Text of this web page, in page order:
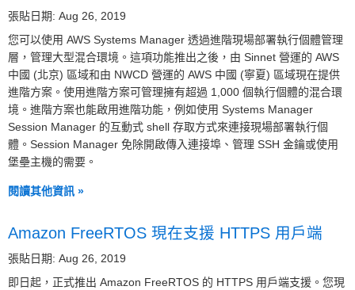
張貼日期: Aug 26, 2019
您可以使用 AWS Systems Manager 透過進階現場部署執行個體管理
層，管理大型混合環境。這項功能推出之後，由 Sinnet 營運的 AWS
中國 (北京) 區域和由 NWCD 營運的 AWS 中國 (寧夏) 區域現在提供
進階方案。使用進階方案可管理擁有超過 1,000 個執行個體的混合環
境。進階方案也能啟用進階功能，例如使用 Systems Manager
Session Manager 的互動式 shell 存取方式來連接現場部署執行個
體。Session Manager 免除開啟傳入連接埠、管理 SSH 金鑰或使用
堡壘主機的需要。
閱讀其他資訊 »
Amazon FreeRTOS 現在支援 HTTPS 用戶端
張貼日期: Aug 26, 2019
即日起，正式推出 Amazon FreeRTOS 的 HTTPS 用戶端支援。您現